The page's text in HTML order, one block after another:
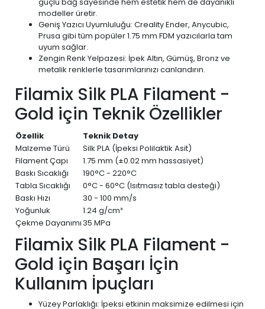
güçlü bağ sayesinde hem estetik hem de dayanıklı
modeller üretir.
Geniş Yazıcı Uyumluluğu: Creality Ender, Anycubic,
Prusa gibi tüm popüler 1.75 mm FDM yazıcılarla tam
uyum sağlar.
Zengin Renk Yelpazesi: İpek Altın, Gümüş, Bronz ve
metalik renklerle tasarımlarınızı canlandırın.
Filamix Silk PLA Filament -
Gold için Teknik Özellikler
Özellik
Teknik Detay
Malzeme Türü
Silk PLA (İpeksi Polilaktik Asit)
Filament Çapı
1.75 mm (±0.02 mm hassasiyet)
Baskı Sıcaklığı
190°C - 220°C
Tabla Sıcaklığı
0°C - 60°C (Isıtmasız tabla desteği)
Baskı Hızı
30 - 100 mm/s
Yoğunluk
1.24 g/cm³
Çekme Dayanımı35 MPa
Filamix Silk PLA Filament -
Gold için Başarı İçin
Kullanım İpuçları
Yüzey Parlaklığı: İpeksi etkinin maksimize edilmesi için